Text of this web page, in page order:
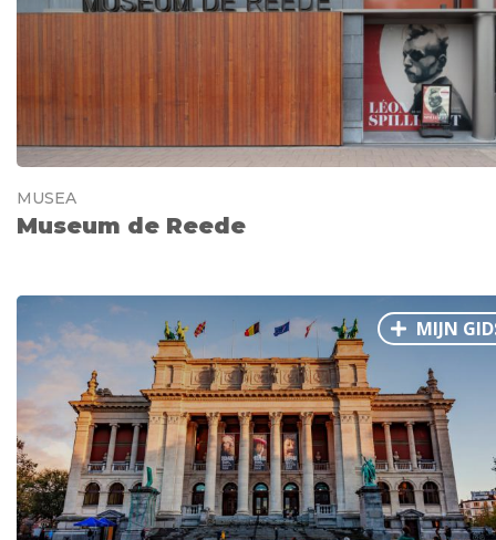
MUSEA
Museum de Reede
MIJN